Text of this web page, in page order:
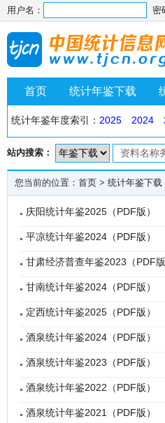
用户名： 密
首页 统计年鉴下载
统计年鉴年度索引： 2025 2024
站内搜索：
您当前的位置： 首页 > 统计年鉴下载
庆阳统计年鉴2025（PDF版）
平凉统计年鉴2024（PDF版）
甘肃经济普查年鉴2023（PDF版
甘南统计年鉴2024（PDF版）
定西统计年鉴2025（PDF版）
酒泉统计年鉴2024（PDF版）
酒泉统计年鉴2023（PDF版）
酒泉统计年鉴2022（PDF版）
酒泉统计年鉴2021（PDF版）